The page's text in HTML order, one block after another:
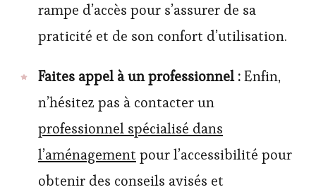
rampe d’accès pour s’assurer de sa
praticité et de son confort d’utilisation.
Faites appel à un professionnel :Enfin,
n’hésitez pas à contacter un
professionnel spécialisé dans
l’aménagement pour l’accessibilité pour
obtenir des conseils avisés et